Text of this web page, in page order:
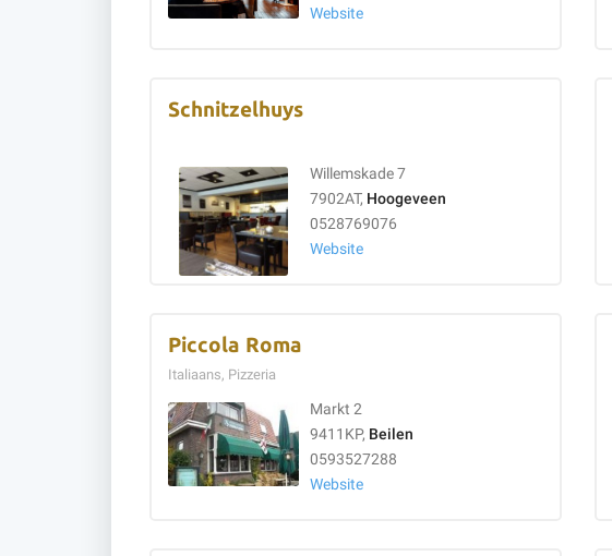
Website
Schnitzelhuys
Willemskade 7
7902AT, Hoogeveen
0528769076
Website
Piccola Roma
Italiaans, Pizzeria
Markt 2
9411KP, Beilen
0593527288
Website